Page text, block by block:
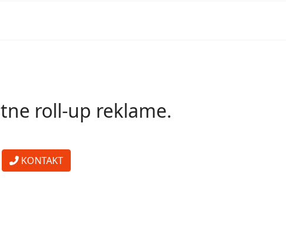
roll-up reklame.
KONTAKT